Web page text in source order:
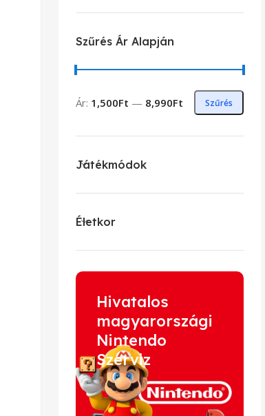
Szűrés Ár Alapján
Szűrés
Ár: 1,500Ft — 8,990Ft
Játékmódok
Életkor
Hivatalos
magyarországi
Nintendo
Szerviz